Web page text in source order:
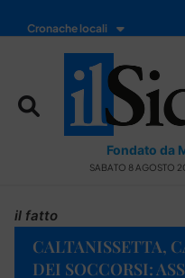
Cronache locali
Fondato da
SABATO 8 AGOSTO
il fatto
CALTANISSETTA,
DEI SOCCORSI: